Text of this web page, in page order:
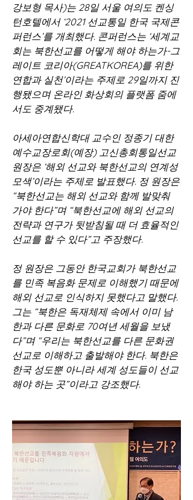
강보형 목사)는 28일 서울 여의도 켄싱
턴호텔에서 ‘2021 선교통일 한국 국제콘
퍼런스’를 개최했다. 콘퍼런스는 ‘세계교
회는 북한선교를 어떻게 해야 하는가-그
레이트 코리아(GREATKOREA)를 위한
연합과 실천’이라는 주제로 29일까지 진
행됐으며 온라인 화상회의 플랫폼 줌에
서도 중계됐다.
아세아연합신학대 교수인 정종기 대한
예수교장로회(예장) 고신총회통일선교
원장은 ‘해외 선교와 북한선교의 연계성
모색’이라는 주제로 발표했다. 정 원장은
“북한선교는 해외 선교와 함께 발맞춰
가야 한다”며 “북한선교에 해외 선교의
전략과 연구가 뒷받침될 때 더 효율적인
선교를 할 수 있다”고 주장했다.
정 원장은 그동안 한국교회가 북한선교
를 민족 복음화 문제로 이해했기 때문에
해외 선교로 인식하지 못했다고 말했다.
그는 “북한은 독재체제 속에서 이미 남
한과 다른 문화로 70여년 세월을 보냈
다”며 “우리는 북한선교를 다른 문화권
선교로 이해하고 출발해야 한다. 북한은
한국 성도뿐 아니라 세계 성도들이 선교
해야 하는 곳”이라고 강조했다.